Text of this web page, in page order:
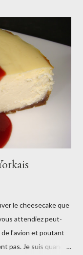
lait entier 1 gousse
d’œufs 50g de
entière bien froide
fraîches Préparer
et faire infuser la
Dans un ...
le cheesecake que
attendiez peut-
de l'avion et poutant
pas. Je suis quand-